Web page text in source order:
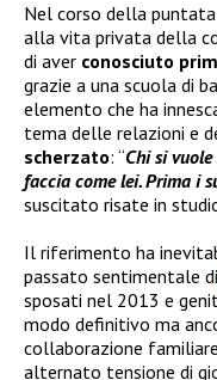
Nel corso della
alla vita privata della
di aver conosciuto
grazie a una scuola di
elemento che ha
tema delle relazioni e
scherzato: “Chi si
faccia come lei. Prima i
suscitato risate in
Il riferimento ha
passato sentimentale di
sposati nel 2013 e
modo definitivo ma
collaborazione
alternato tensione di